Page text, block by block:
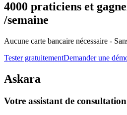
4000 praticiens et
/semaine
Aucune carte bancaire nécessaire -
Tester gratuitementDemander une
Askara
Votre assistant de